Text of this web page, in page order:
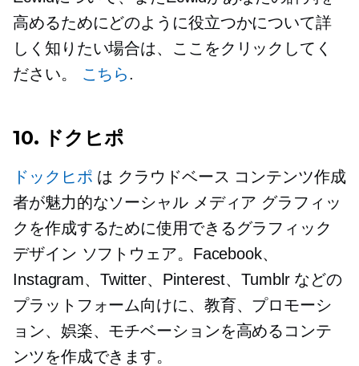
高めるためにどのように役立つかについて詳
しく知りたい場合は、ここをクリックしてく
ださい。
こちら.
10. ドクヒポ
ドックヒポ は クラウドベース コンテンツ作成
者が魅力的なソーシャル メディア グラフィッ
クを作成するために使用できるグラフィック
デザイン ソフトウェア。Facebook、
Instagram、Twitter、Pinterest、Tumblr などの
プラットフォーム向けに、教育、プロモーシ
ョン、娯楽、モチベーションを高めるコンテ
ンツを作成できます。